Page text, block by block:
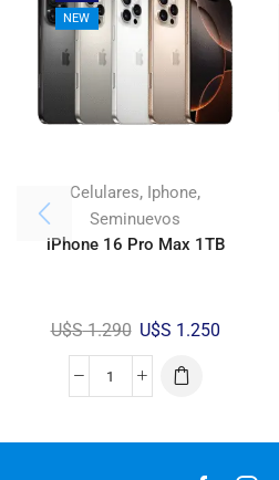
NEW
Celulares, Iphone,
Seminuevos
iPhone 16 Pro Max 1TB
U$S1.290 U$S 1.250